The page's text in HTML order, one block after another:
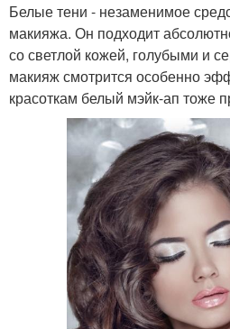
Белые тени - незаменимое
макияжа. Он подходит
со светлой кожей, голубыми и
макияж смотрится особенно
красоткам белый мэйк-ап тоже